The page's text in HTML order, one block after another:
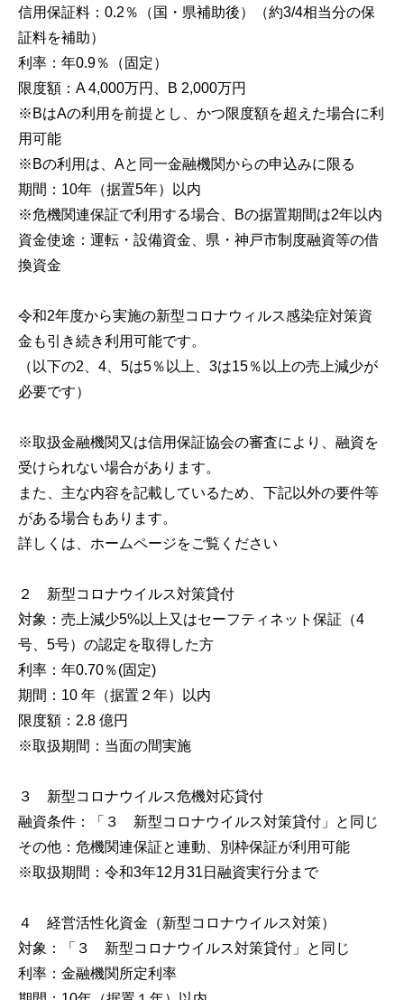
信用保証料：0.2％（国・県補助後）（約3/4相当分の保
証料を補助）
利率：年0.9％（固定）
限度額：A 4,000万円、B 2,000万円
※BはAの利用を前提とし、かつ限度額を超えた場合に利
用可能
※Bの利用は、Aと同一金融機関からの申込みに限る
期間：10年（据置5年）以内
※危機関連保証で利用する場合、Bの据置期間は2年以内
資金使途：運転・設備資金、県・神戸市制度融資等の借
換資金
令和2年度から実施の新型コロナウィルス感染症対策資
金も引き続き利用可能です。
（以下の2、4、5は5％以上、3は15％以上の売上減少が
必要です）
※取扱金融機関又は信用保証協会の審査により、融資を
受けられない場合があります。
また、主な内容を記載しているため、下記以外の要件等
がある場合もあります。
詳しくは、ホームページをご覧ください
２ 新型コロナウイルス対策貸付
対象：売上減少5%以上又はセーフティネット保証（4
号、5号）の認定を取得した方
利率：年0.70％(固定)
期間：10 年（据置２年）以内
限度額：2.8 億円
※取扱期間：当面の間実施
３ 新型コロナウイルス危機対応貸付
融資条件：「３ 新型コロナウイルス対策貸付」と同じ
その他：危機関連保証と連動、別枠保証が利用可能
※取扱期間：令和3年12月31日融資実行分まで
４ 経営活性化資金（新型コロナウイルス対策）
対象：「３ 新型コロナウイルス対策貸付」と同じ
利率：金融機関所定利率